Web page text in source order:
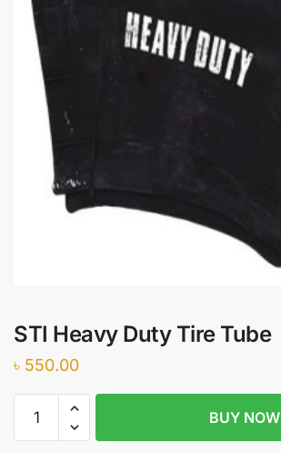
STI Heavy Duty Tire Tube
৳ 550.00
Heavy
BUY NOW